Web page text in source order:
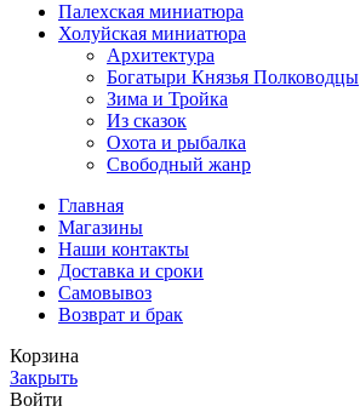
Палехская миниатюра
Холуйская миниатюра
Архитектура
Богатыри Князья Полководцы
Зима и Тройка
Из сказок
Охота и рыбалка
Свободный жанр
Главная
Магазины
Наши контакты
Доставка и сроки
Самовывоз
Возврат и брак
Корзина
Закрыть
Войти